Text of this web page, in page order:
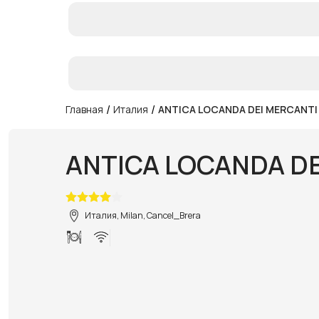
Главная / Италия / ANTICA LOCANDA DEI MERCANTI
ANTICA LOCANDA
Италия, Milan, Cancel_Brera